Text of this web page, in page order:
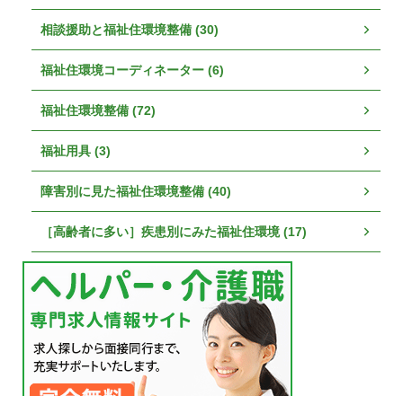
相談援助と福祉住環境整備 (30)
福祉住環境コーディネーター (6)
福祉住環境整備 (72)
福祉用具 (3)
障害別に見た福祉住環境整備 (40)
［高齢者に多い］疾患別にみた福祉住環境 (17)